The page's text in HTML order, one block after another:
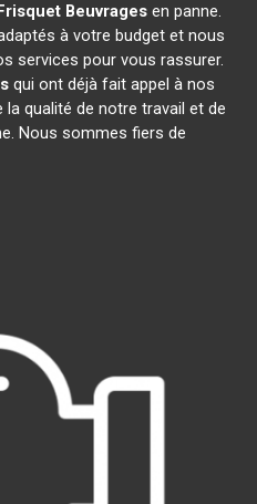
Beuvrages en panne.
à votre budget et nous
services pour vous rassurer.
qui ont déjà fait appel à nos
qualité de notre travail et de
Nous sommes fiers de